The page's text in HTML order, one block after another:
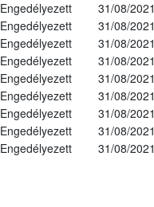
Engedélyezett
31/08/2021
Engedélyezett
31/08/2021
Engedélyezett
31/08/2021
Engedélyezett
31/08/2021
Engedélyezett
31/08/2021
Engedélyezett
31/08/2021
Engedélyezett
31/08/2021
Engedélyezett
31/08/2021
Engedélyezett 31/08/2021